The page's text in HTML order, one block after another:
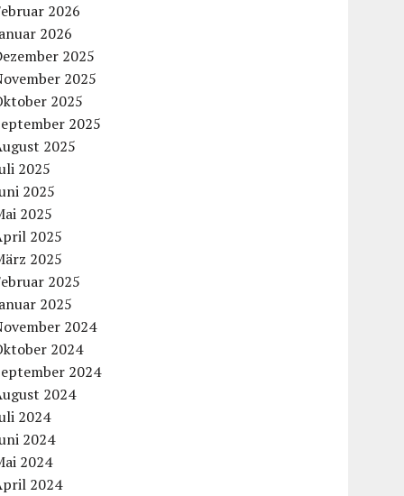
2026
2026
2025
2025
2025
2025
2025
2025
2025
2025
2025
2025
2025
2025
2024
2024
2024
2024
2024
2024
2024
2024